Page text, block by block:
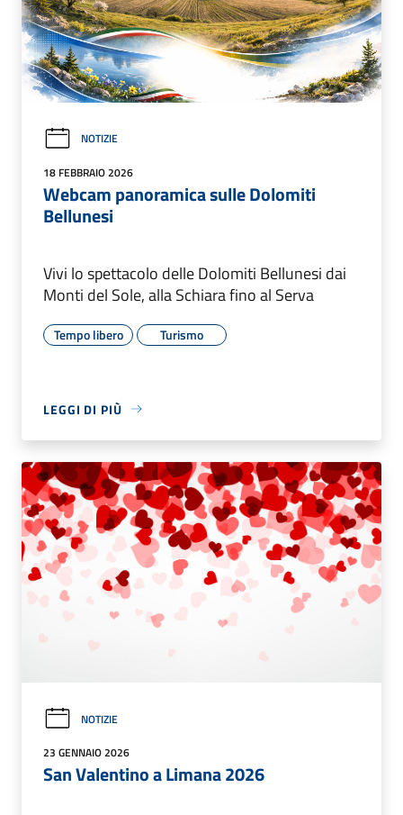
NOTIZIE
18 FEBBRAIO 2026
Webcam panoramica sulle Dolomiti
Bellunesi
Vivi lo spettacolo delle Dolomiti Bellunesi dai
Monti del Sole, alla Schiara fino al Serva
Tempo libero Turismo
LEGGI DI PIÙ
NOTIZIE
23 GENNAIO 2026
San Valentino a Limana 2026